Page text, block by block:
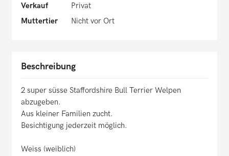
Verkauf
Privat
Muttertier
Nicht vor Ort
Beschreibung
2 super süsse Staffordshire Bull Terrier Welpen
abzugeben.
Aus kleiner Familien zucht.
Besichtigung jederzeit möglich.
Weiss (weiblich)